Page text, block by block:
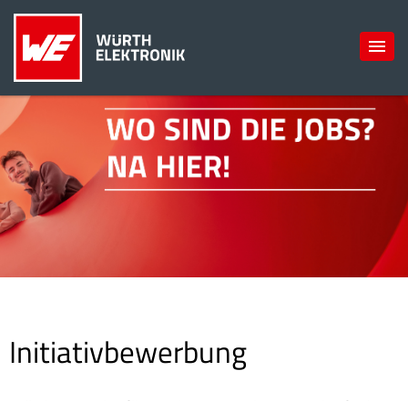
Initiativbewerbung